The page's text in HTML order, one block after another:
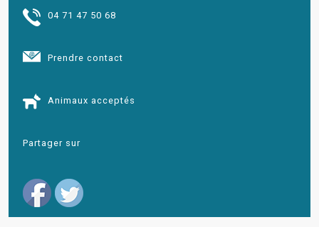
04 71 47 50 68
Prendre contact
Animaux acceptés
Partager sur